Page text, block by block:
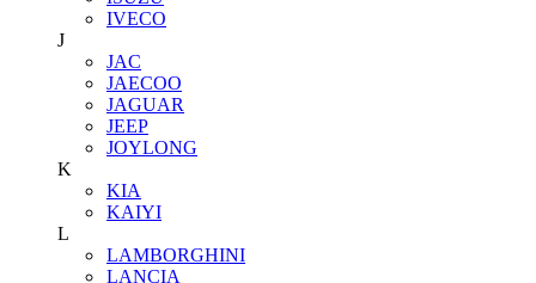
IVECO
J
JAC
JAECOO
JAGUAR
JEEP
JOYLONG
K
KIA
KAIYI
L
LAMBORGHINI
LANCIA